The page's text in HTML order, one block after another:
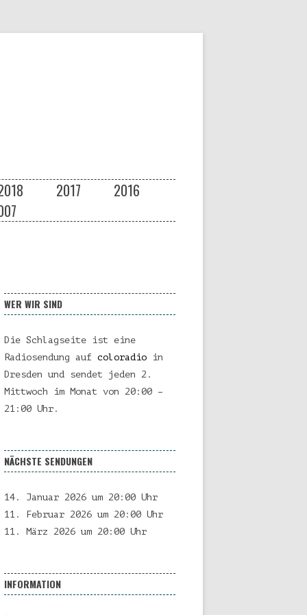
2017
2016
WER WIR SIND
Die Schlagseite ist eine
Radiosendung auf coloradio in
Dresden und sendet jeden 2.
Mittwoch im Monat von 20:00 –
21:00 Uhr.
NÄCHSTE SENDUNGEN
14. Januar 2026 um 20:00 Uhr
11. Februar 2026 um 20:00 Uhr
11. März 2026 um 20:00 Uhr
INFORMATION